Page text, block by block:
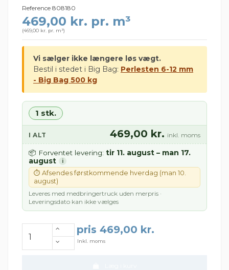
Reference 808180
469,00 kr. pr. m³
(469,00 kr. pr. m³)
Vi sælger ikke længere løs vægt.
Bestil i stedet i Big Bag: Perlesten 6-12 mm
- Big Bag 500 kg
1 stk.
I ALT 469,00 kr. inkl. moms
📦 Forventet levering: tir 11. august – man 17.
august
i
⏱ Afsendes førstkommende hverdag (man 10.
august)
Leveres med medbringertruck uden merpris ·
Leveringsdato kan ikke vælges
pris 469,00 kr.
Inkl. moms